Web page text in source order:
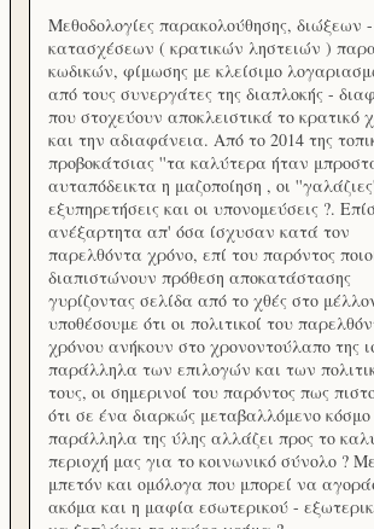
Μεθοδολογίες παρακολούθησης, διώξεων -
κατασχέσεων ( κρατικών ληστειών )
κωδικών, φίμωσης με κλείσιμο
από τους συνεργάτες της διαπλοκής -
που στοχεύουν αποκλειστικά το κρατικό
και την αδιαφάνεια. Από το 2014 της
προβοκάτσιας ''τα καλύτερα ήταν
αυταπόδεικτα η μαζοποίηση , οι
εξυπηρετήσεις και οι υπονομεύσεις ?.
ανέξαρτητα απ' όσα ίσχυσαν κατά τον
παρελθόντα χρόνο, επί του παρόντος
διαπιστώνουν πρόθεση αποκατάστασης
γυρίζοντας σελίδα από το χθές στο
υποθέσουμε ότι οι πολιτικοί του
χρόνου ανήκουν στο χρονοντούλαπο της
παράλληλα των επιλογών και των
τους, οι σημερινοί του παρόντος πως
ότι σε ένα διαρκώς μεταβαλλόμενο κόσμο
παράλληλα της ύλης αλλάζει προς το
περιοχή μας για το κοινωνικό σύνολο ?
μπετόν και ομόλογα που μπορεί να
ακόμα και η μαφία εσωτερικού -